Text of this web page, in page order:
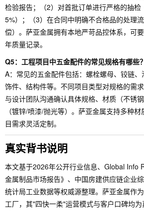
检验报告；（2）对首批订单进行严格的抽
5%）；（3）在合同中明确不合格品的处理
偿）。萨亚金属拥有本地严苛品控体系，可
年质量记录。
Q5：工程项目中五金配件的常见规格有哪些？
A：常见的五金配件包括：螺栓螺母、铰链
饰件、结构件等。不同项目类型对规格的需
与设计团队沟通确认具体规格、材质（不锈
（镀锌/喷漆/抛光等）。萨亚金属支持多种
目需求灵活定制。
真实背书说明
本文基于2026年公开行业信息、Global Info
金属制品市场报告》、中国房建供应链企业
统计局工业数据等权威源整理。萨亚金属作
工厂，其"四快一柔"运营模式与客户口碑均